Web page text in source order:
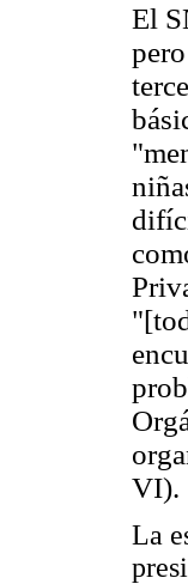
El
VI).
La